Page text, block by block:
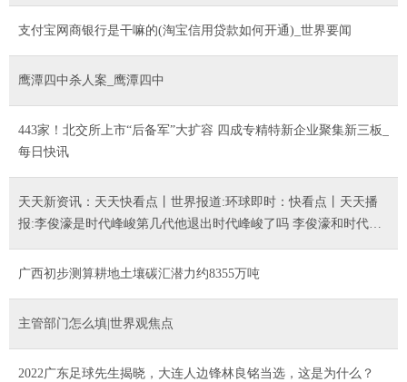
支付宝网商银行是干嘛的(淘宝信用贷款如何开通)_世界要闻
鹰潭四中杀人案_鹰潭四中
443家！北交所上市“后备军”大扩容 四成专精特新企业聚集新三板_
每日快讯
天天新资讯：天天快看点丨世界报道:环球即时：快看点丨天天播
报:李俊濠是时代峰峻第几代他退出时代峰峻了吗 李俊濠和时代少
广西初步测算耕地土壤碳汇潜力约8355万吨
主管部门怎么填|世界观焦点
2022广东足球先生揭晓，大连人边锋林良铭当选，这是为什么？